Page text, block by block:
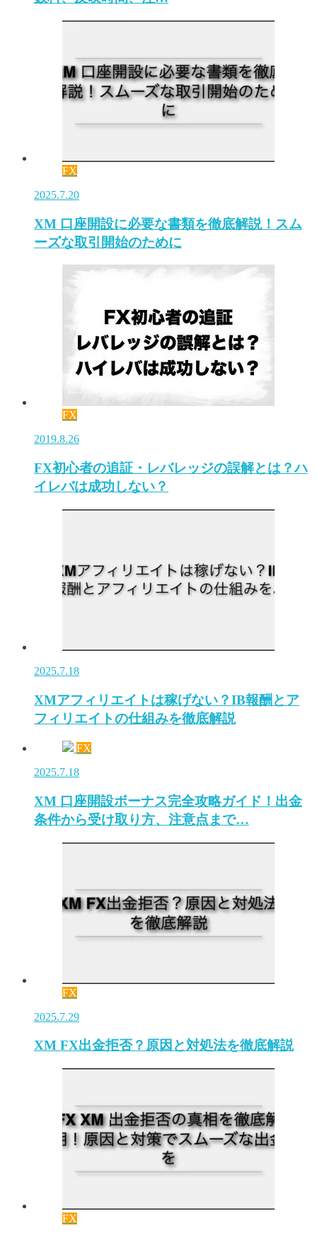
FX
2025.7.20
XM 口座開設に必要な書類を徹底解説！スム
ーズな取引開始のために
FX
2019.8.26
FX初心者の追証・レバレッジの誤解とは？ハ
イレバは成功しない？
2025.7.18
XMアフィリエイトは稼げない？IB報酬とア
フィリエイトの仕組みを徹底解説
FX
2025.7.18
XM 口座開設ボーナス完全攻略ガイド！出金
条件から受け取り方、注意点まで…
FX
2025.7.29
XM FX出金拒否？原因と対処法を徹底解説
FX